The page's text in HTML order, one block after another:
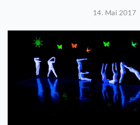
14. Mai 2017